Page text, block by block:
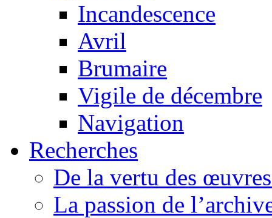
Incandescence
Avril
Brumaire
Vigile de décembre
Navigation
Recherches
De la vertu des
La passion de